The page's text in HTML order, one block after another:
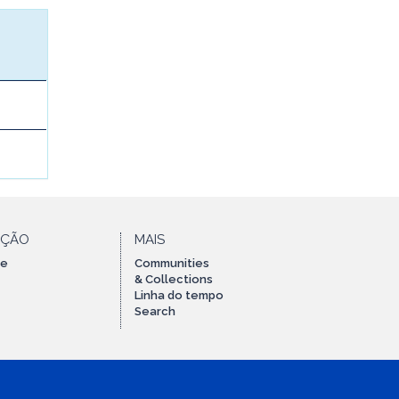
MAIS
Communities
& Collections
Linha do tempo
Search